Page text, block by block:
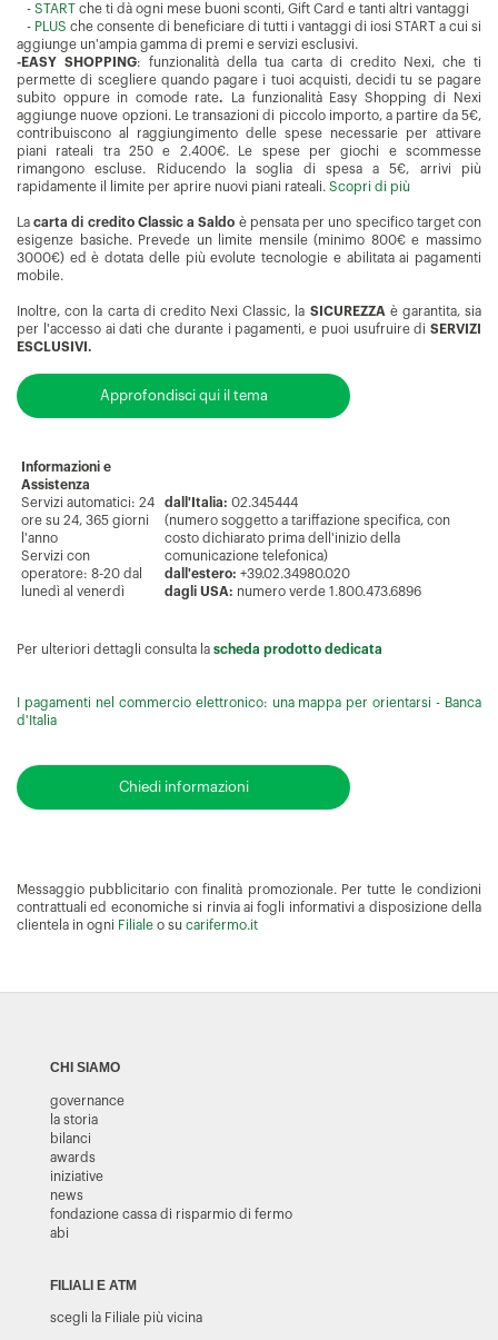
- START
che ti dà ogni mese buoni sconti, Gift Card e tanti altri vantaggi
- PLUS che consente di beneficiare di tutti i vantaggi di iosi START a cui si
aggiunge un'ampia gamma di premi e servizi esclusivi.
-EASY SHOPPING: funzionalità della tua carta di credito Nexi, che ti
permette di scegliere quando pagare i tuoi acquisti, decidi tu se pagare
subito oppure in comode rate.
La funzionalità Easy Shopping di Nexi
aggiunge nuove opzioni. Le transazioni di piccolo importo, a partire da 5€,
contribuiscono al raggiungimento delle spese necessarie per attivare
piani rateali tra 250 e 2.400€. Le spese per giochi e scommesse
rimangono escluse. Riducendo la soglia di spesa a 5€, arrivi più
rapidamente il limite per aprire nuovi piani rateali. Scopri di più
Lacarta di credito Classic a Saldo è pensata per uno specifico target con
esigenze basiche. Prevede un limite mensile (minimo 800€ e massimo
3000€) ed è dotata delle più evolute tecnologie e abilitata ai pagamenti
mobile.
Inoltre, con la carta di credito Nexi Classic, la SICUREZZA è garantita, sia
per l'accesso ai dati che durante i pagamenti, e puoi usufruire di SERVIZI
ESCLUSIVI.
Approfondisci qui il tema
Informazioni e
Assistenza
Servizi automatici: 24
ore su 24, 365 giorni
l'anno
Servizi con
operatore: 8-20 dal
lunedì al venerdì
dall'Italia: 02.345444
(numero soggetto a tariffazione specifica, con
costo dichiarato prima dell'inizio della
comunicazione telefonica)
dall'estero: +39.02.34980.020
dagli USA: numero verde 1.800.473.6896
Per ulteriori dettagli consulta la scheda prodotto dedicata
I pagamenti nel commercio elettronico: una mappa per orientarsi - Banca
d'Italia
Chiedi informazioni
Messaggio pubblicitario con finalità promozionale. Per tutte le condizioni
contrattuali ed economiche si rinvia ai fogli informativi a disposizione della
clientela in ogni Filiale o su carifermo.it
CHI SIAMO
governance
la storia
bilanci
awards
iniziative
news
fondazione cassa di risparmio di fermo
abi
FILIALI E ATM
scegli la Filiale più vicina